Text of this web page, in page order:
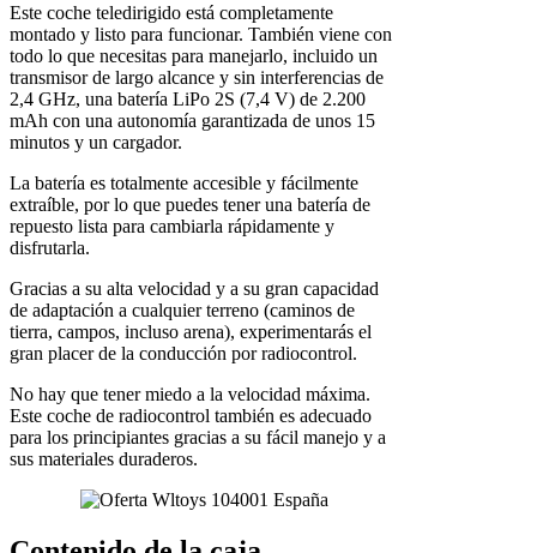
Este coche teledirigido está completamente
montado y listo para funcionar. También viene con
todo lo que necesitas para manejarlo, incluido un
transmisor de largo alcance y sin interferencias de
2,4 GHz, una batería LiPo 2S (7,4 V) de 2.200
mAh con una autonomía garantizada de unos 15
minutos y un cargador.
La batería es totalmente accesible y fácilmente
extraíble, por lo que puedes tener una batería de
repuesto lista para cambiarla rápidamente y
disfrutarla.
Gracias a su alta velocidad y a su gran capacidad
de adaptación a cualquier terreno (caminos de
tierra, campos, incluso arena), experimentarás el
gran placer de la conducción por radiocontrol.
No hay que tener miedo a la velocidad máxima.
Este coche de radiocontrol también es adecuado
para los principiantes gracias a su fácil manejo y a
sus materiales duraderos.